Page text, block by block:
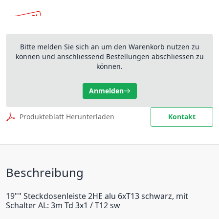
Bitte melden Sie sich an um den Warenkorb nutzen zu
können und anschliessend Bestellungen abschliessen zu
können.
Anmelden
Produkteblatt Herunterladen Kontakt
Beschreibung
19"" Steckdosenleiste 2HE alu 6xT13 schwarz, mit
Schalter AL: 3m Td 3x1 / T12 sw